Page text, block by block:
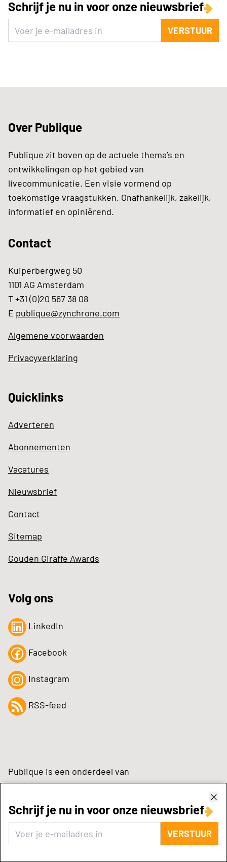
Schrijf je nu in voor onze nieuwsbrief
VERSTUUR
Schrijf je nu in voor onze nieuwsbrief
VERSTUUR
Over Publique
Publique zit boven op de actuele thema’s en
ontwikkelingen op het gebied van
livecommunicatie. Een visie vormend op
toekomstige vraagstukken. Onafhankelijk, zakelijk,
informatief en opiniërend.
Contact
Kuiperbergweg 50
1101 AG Amsterdam
T +31 (0)20 567 38 08
E publique@zynchrone.com
Algemene voorwaarden
Privacyverklaring
Quicklinks
Adverteren
Abonnementen
Vacatures
Nieuwsbrief
Contact
Sitemap
Gouden Giraffe Awards
Volg ons
LinkedIn
Facebook
Instagram
RSS-feed
Publique is een onderdeel van
zynchrone.com